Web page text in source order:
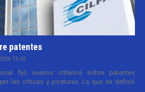
patentes
15:45
fijó nuevos criterios sobre patentes
las críticas y posturas. La que se definió